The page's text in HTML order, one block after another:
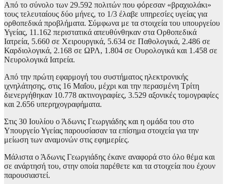
Από το σύνολο των 29.592 πολιτών που φόρεσαν «βραχιολάκι»
τους τελευταίους δύο μήνες, το 1/3 έλαβε υπηρεσίες υγείας για
ορθοπεδικά προβλήματα. Σύμφωνα με τα στοιχεία του υπουργείου
Υγείας, 11.162 περιστατικά απευθύνθηκαν στα Ορθοπεδικά
Ιατρεία, 5.660 σε Χειρουργικά, 5.634 σε Παθολογικά, 2.486 σε
Καρδιολογικά, 2.168 σε ΩΡΛ, 1.804 σε Ουρολογικά και 1.458 σε
Νευρολογικά Ιατρεία.
Από την πρώτη εφαρμογή του συστήματος ηλεκτρονικής
ιχνηλάτησης, στις 16 Μαΐου, μέχρι και την περασμένη Τρίτη
διενεργήθηκαν 10.778 ακτινογραφίες, 3.529 αξονικές τομογραφίες
και 2.656 υπερηχογραφήματα.
Στις 30 Ιουλίου ο Άδωνις Γεωργιάδης και η ομάδα του στο
Υπουργείο Υγείας παρουσίασαν τα επίσημα στοιχεία για την
μείωση των αναμονών στις εφημερίες.
Μάλιστα ο Άδωνις Γεωργιάδης έκανε αναφορά στο όλο θέμα και
σε ανάρτησή του, στην οποία παρέθετε και τα στοιχεία που έχουν
παρουσιαστεί.